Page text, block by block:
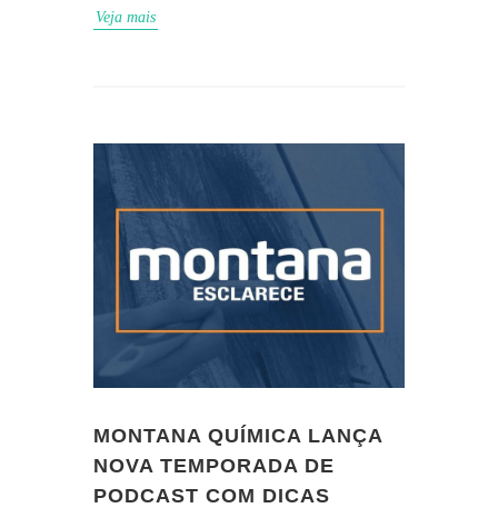
Veja mais
MONTANA QUÍMICA LANÇA
NOVA TEMPORADA DE
PODCAST COM DICAS